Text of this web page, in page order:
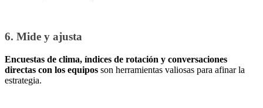
6. Mide y ajusta
Encuestas de clima, índices de rotación y conversaciones
directas con los equipos son herramientas valiosas para afinar la
estrategia.